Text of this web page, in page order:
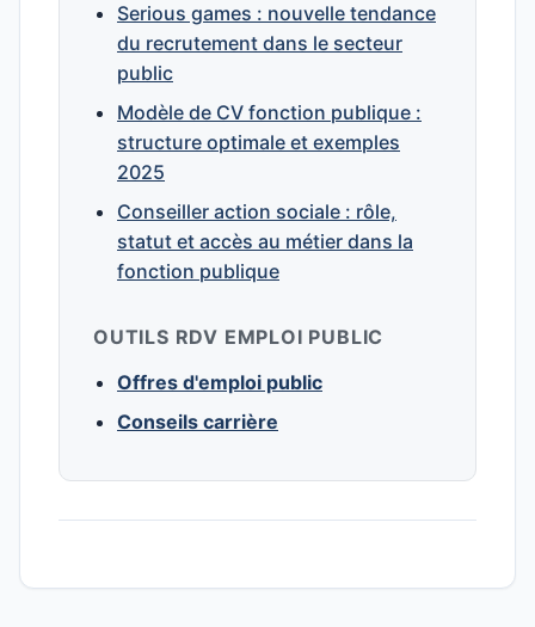
Serious games : nouvelle tendance
du recrutement dans le secteur
public
Modèle de CV fonction publique :
structure optimale et exemples
2025
Conseiller action sociale : rôle,
statut et accès au métier dans la
fonction publique
OUTILS RDV EMPLOI PUBLIC
Offres d'emploi public
Conseils carrière